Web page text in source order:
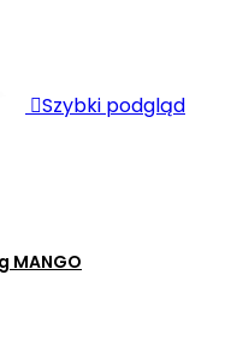
Szybki podgląd
MANGO